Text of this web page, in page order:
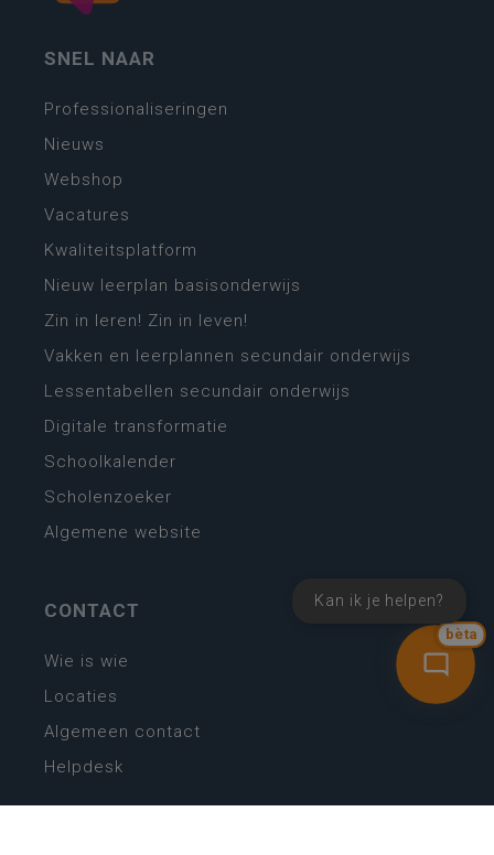
bèta
Kan ik je helpen?
SNEL NAAR
Professionaliseringen
Nieuws
Webshop
Vacatures
Kwaliteitsplatform
Nieuw leerplan basisonderwijs
Zin in leren! Zin in leven!
Vakken en leerplannen secundair onderwijs
Lessentabellen secundair onderwijs
Digitale transformatie
Schoolkalender
Scholenzoeker
Algemene website
CONTACT
Wie is wie
Locaties
Algemeen contact
Helpdesk